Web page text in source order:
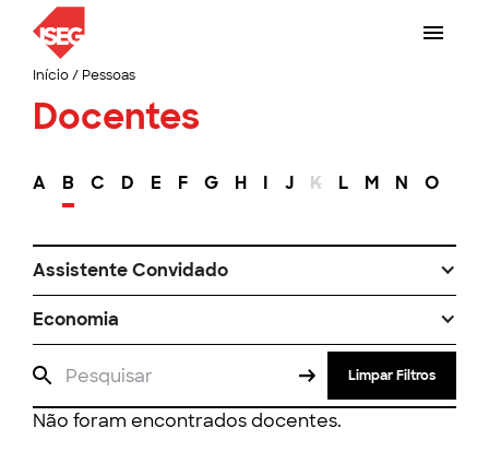
Início/ Pessoas
Docentes
A B C D E F G H I J K L M N O
Assistente Convidado
Economia
Limpar Filtros
Não foram encontrados docentes.